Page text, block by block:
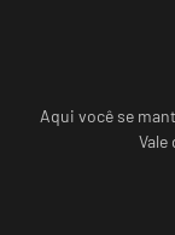
Aqui você se
Vale